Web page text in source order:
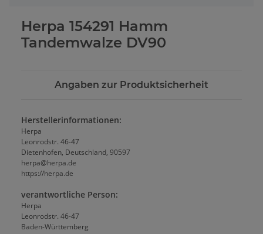
Herpa 154291 Hamm
Tandemwalze DV90
Angaben zur Produktsicherheit
Herstellerinformationen:
Herpa
Leonrodstr. 46-47
Dietenhofen, Deutschland, 90597
herpa@herpa.de
https://herpa.de
verantwortliche Person:
Herpa
Leonrodstr. 46-47
Baden-Württemberg